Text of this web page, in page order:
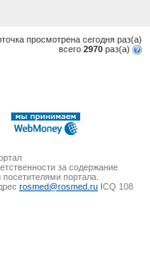
просмотрена сегодня раз(a)
всего 2970 раз(a)
за содержание
портала.
rosmed@rosmed.ru ICQ 108